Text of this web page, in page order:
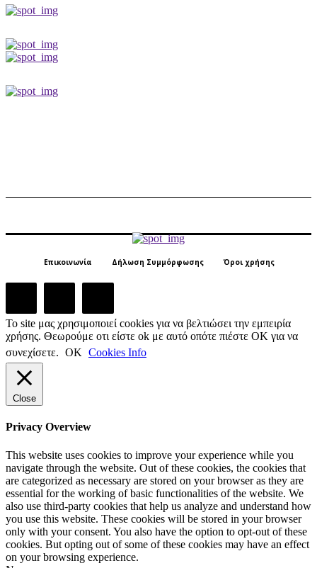
Επικοινωνία Δήλωση Συμμόρφωσης Όροι χρήσης
Το site μας χρησιμοποιεί cookies για να βελτιώσει την εμπειρία
χρήσης. Θεωρούμε οτι είστε ok με αυτό οπότε πιέστε ΟΚ για να
συνεχίσετε. ΟΚ Cookies Info
Close
Privacy Overview
This website uses cookies to improve your experience while you
navigate through the website. Out of these cookies, the cookies that
are categorized as necessary are stored on your browser as they are
essential for the working of basic functionalities of the website. We
also use third-party cookies that help us analyze and understand how
you use this website. These cookies will be stored in your browser
only with your consent. You also have the option to opt-out of these
cookies. But opting out of some of these cookies may have an effect
on your browsing experience.